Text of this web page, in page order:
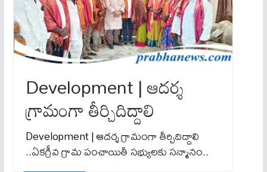
Development | ఆదర్శ
గ్రామంగా తీర్చిదిద్దాలి
Development | ఆదర్శ గ్రామంగా తీర్చిదిద్దాలి
..ఏకగ్రీవ గ్రామ పంచాయితీ సభ్యులకు సన్మానం..